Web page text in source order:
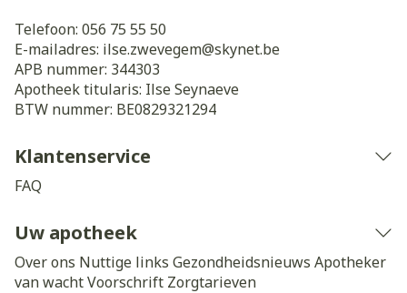
Telefoon: 056 75 55 50
E-mailadres: ilse.zwevegem@skynet.be
APB nummer: 344303
Apotheek titularis: Ilse Seynaeve
BTW nummer: BE0829321294
Klantenservice
FAQ
Uw apotheek
Over ons Nuttige links Gezondheidsnieuws Apotheker
van wachtVoorschrift Zorgtarieven